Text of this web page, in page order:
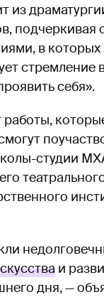
из
в
себя».
студии
и
дня, —